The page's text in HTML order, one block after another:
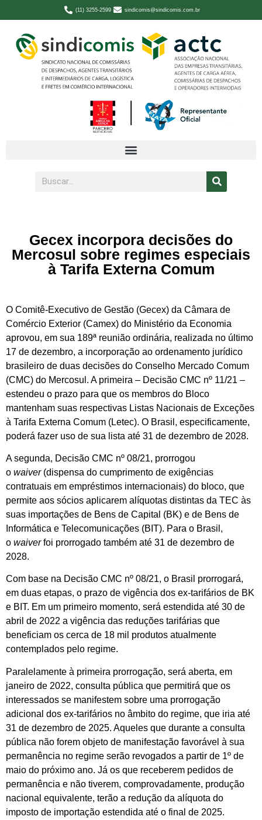
(11) 3255-2599 sindicomis@sindicomis.com.br
Gecex incorpora decisões do
Mercosul sobre regimes especiais
à Tarifa Externa Comum
O Comitê-Executivo de Gestão (Gecex) da Câmara de
Comércio Exterior (Camex) do Ministério da Economia
aprovou, em sua 189ª reunião ordinária, realizada no último
17 de dezembro, a incorporação ao ordenamento jurídico
brasileiro de duas decisões do Conselho Mercado Comum
(CMC) do Mercosul. A primeira – Decisão CMC nº 11/21 –
estendeu o prazo para que os membros do Bloco
mantenham suas respectivas Listas Nacionais de Exceções
à Tarifa Externa Comum (Letec). O Brasil, especificamente,
poderá fazer uso de sua lista até 31 de dezembro de 2028.
A segunda, Decisão CMC nº 08/21, prorrogou
o waiver(dispensa do cumprimento de exigências
contratuais em empréstimos internacionais) do bloco, que
permite aos sócios aplicarem alíquotas distintas da TEC às
suas importações de Bens de Capital (BK) e de Bens de
Informática e Telecomunicações (BIT). Para o Brasil,
o waiverfoi prorrogado também até 31 de dezembro de
2028.
Com base na Decisão CMC nº 08/21, o Brasil prorrogará,
em duas etapas, o prazo de vigência dos ex-tarifários de BK
e BIT. Em um primeiro momento, será estendida até 30 de
abril de 2022 a vigência das reduções tarifárias que
beneficiam os cerca de 18 mil produtos atualmente
contemplados pelo regime.
Paralelamente à primeira prorrogação, será aberta, em
janeiro de 2022, consulta pública que permitirá que os
interessados se manifestem sobre uma prorrogação
adicional dos ex-tarifários no âmbito do regime, que iria até
31 de dezembro de 2025. Aqueles que durante a consulta
pública não forem objeto de manifestação favorável à sua
permanência no regime serão revogados a partir de 1º de
maio do próximo ano. Já os que receberem pedidos de
permanência e não tiverem, comprovadamente, produção
nacional equivalente, terão a redução da alíquota do
imposto de importação estendida até o final de 2025.